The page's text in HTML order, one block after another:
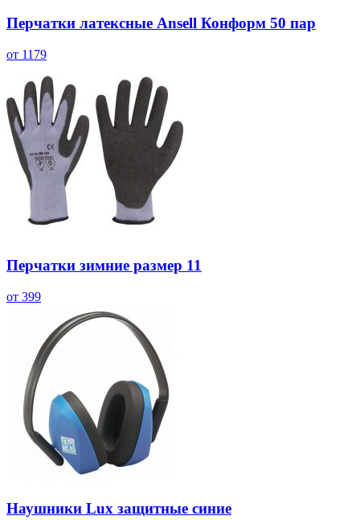
Перчатки латексные Ansell Конформ 50 пар
от 1179
Перчатки зимние размер 11
от 399
Наушники Lux защитные синие